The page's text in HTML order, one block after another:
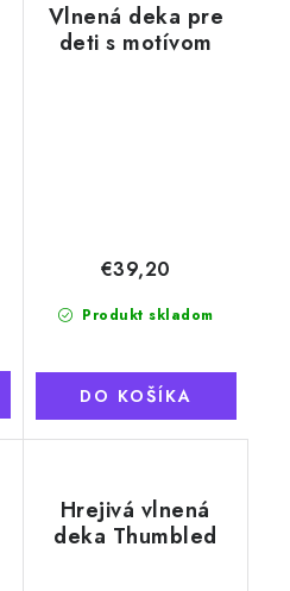
Vlnená deka pre
deti s motívom
Produkt skladom
€39,20
DO KOŠÍKA
Hrejivá vlnená
deka Thumbled